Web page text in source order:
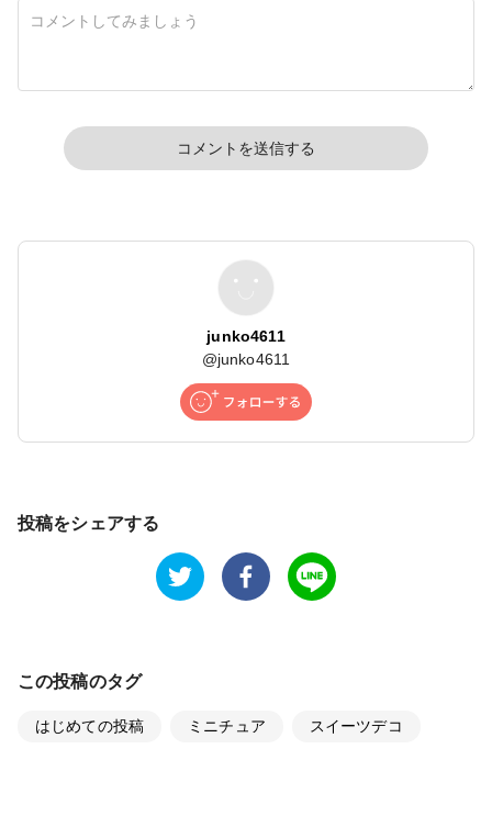
コメントを送信する
junko4611
@junko4611
投稿をシェアする
この投稿のタグ
はじめての投稿 ミニチュア スイーツデコ